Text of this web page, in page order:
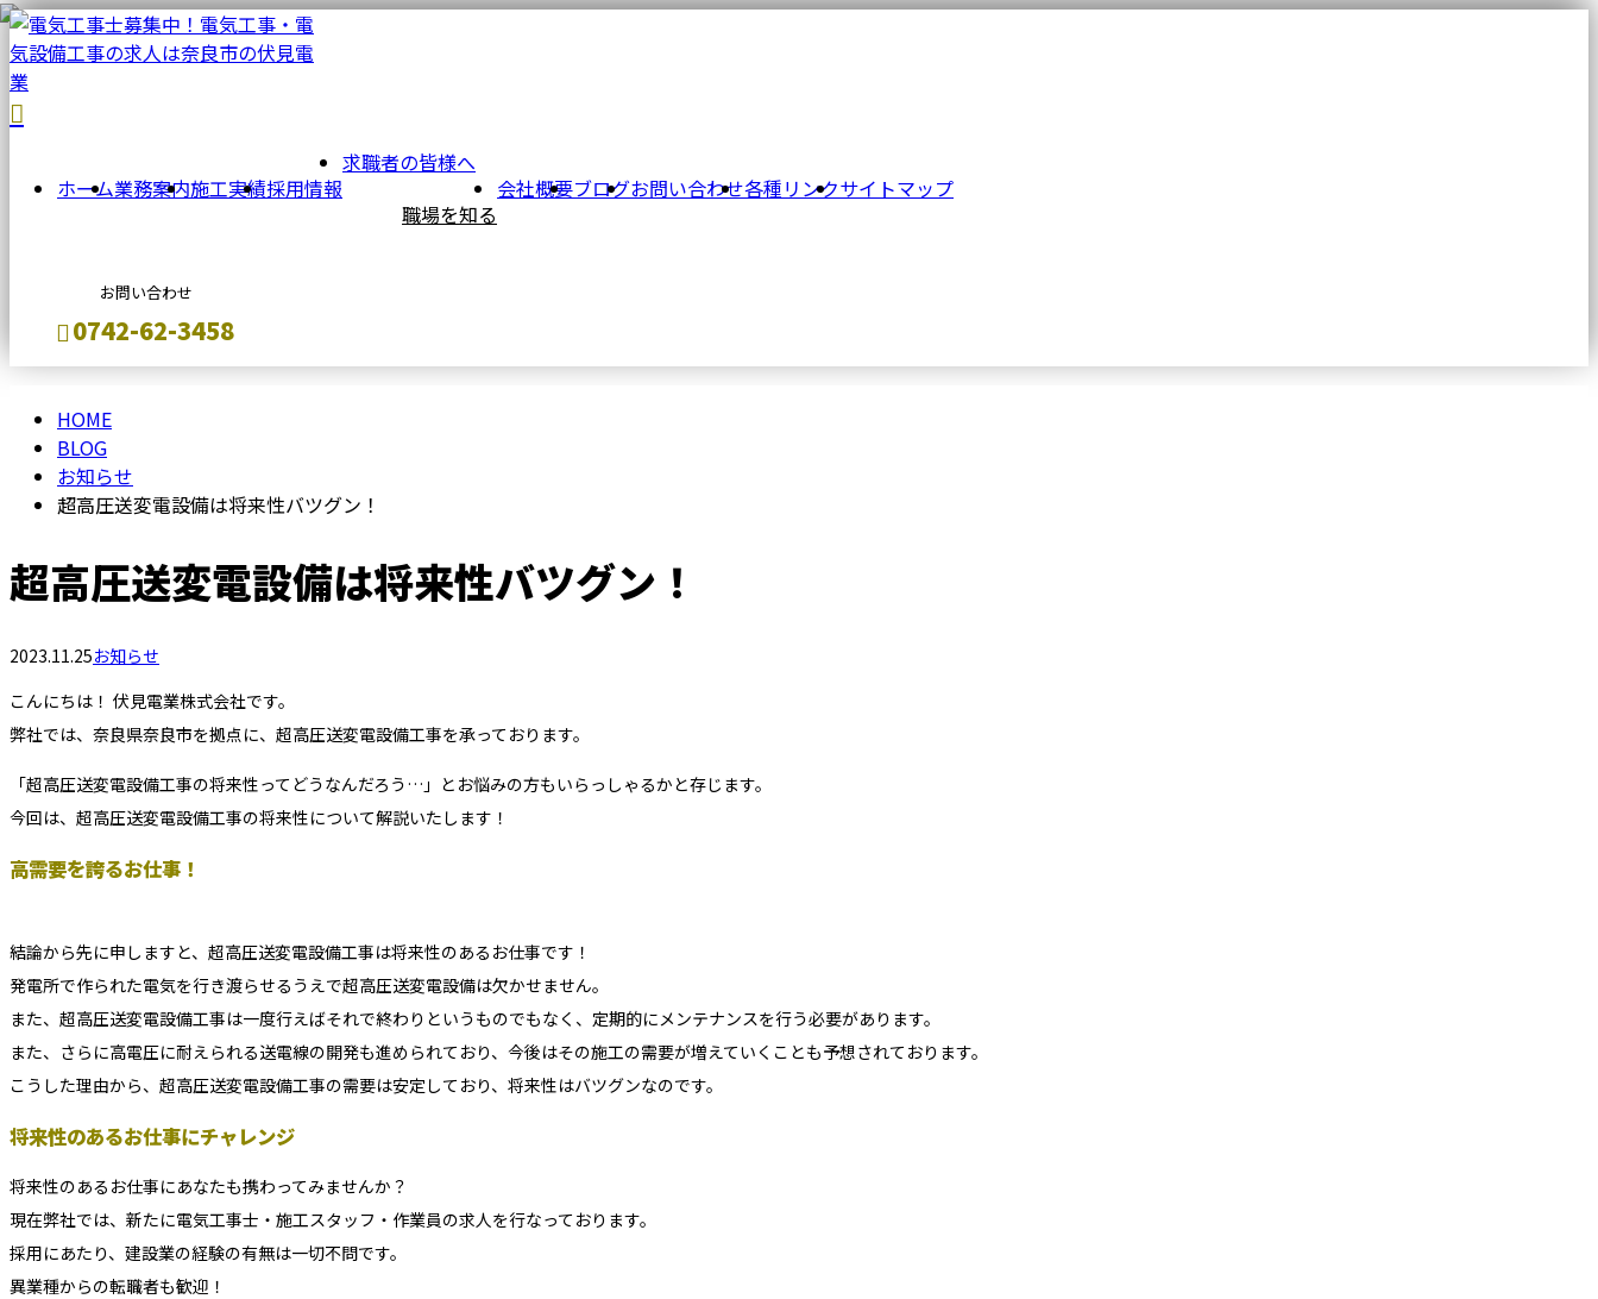
ホーム業務案内施工実績採用情報
求職者の皆様へ
職場を知る
会社概要ブログお問い合わせ各種リンクサイトマップ
お問い合わせ
0742-62-3458
メールフォーム
BLOG
HOME
BLOG
お知らせ
超高圧送変電設備は将来性バツグン！
超高圧送変電設備は将来性バツグン！
2023.11.25お知らせ
こんにちは！ 伏見電業株式会社です。
弊社では、奈良県奈良市を拠点に、超高圧送変電設備工事を承っております。
「超高圧送変電設備工事の将来性ってどうなんだろう…」とお悩みの方もいらっしゃるかと存じます。
今回は、超高圧送変電設備工事の将来性について解説いたします！
高需要を誇るお仕事！
結論から先に申しますと、超高圧送変電設備工事は将来性のあるお仕事です！
発電所で作られた電気を行き渡らせるうえで超高圧送変電設備は欠かせません。
また、超高圧送変電設備工事は一度行えばそれで終わりというものでもなく、定期的にメンテナンスを行う必要があります。
また、さらに高電圧に耐えられる送電線の開発も進められており、今後はその施工の需要が増えていくことも予想されております。
こうした理由から、超高圧送変電設備工事の需要は安定しており、将来性はバツグンなのです。
将来性のあるお仕事にチャレンジ
将来性のあるお仕事にあなたも携わってみませんか？
現在弊社では、新たに電気工事士・施工スタッフ・作業員の求人を行なっております。
採用にあたり、建設業の経験の有無は一切不問です。
異業種からの転職者も歓迎！